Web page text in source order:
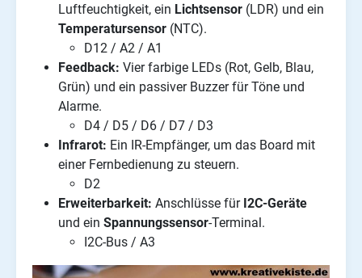
Luftfeuchtigkeit, ein Lichtsensor (LDR) und ein
Temperatursensor (NTC).
D12 / A2 / A1
Feedback: Vier farbige LEDs (Rot, Gelb, Blau,
Grün) und ein passiver Buzzer für Töne und
Alarme.
D4 / D5 / D6 / D7 / D3
Infrarot: Ein IR-Empfänger, um das Board mit
einer Fernbedienung zu steuern.
D2
Erweiterbarkeit: Anschlüsse fürI2C-Geräte
und ein Spannungssensor-Terminal.
I2C-Bus / A3